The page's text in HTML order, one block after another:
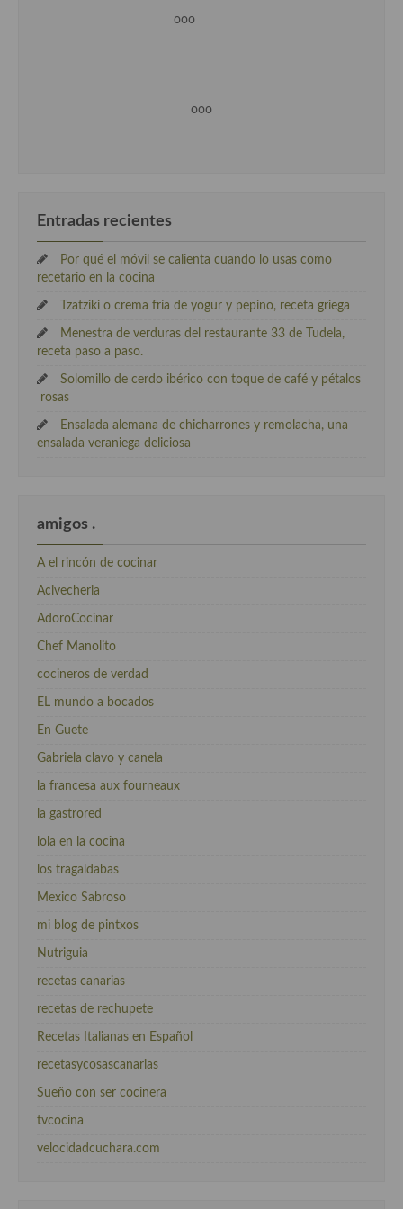
ooo
ooo
Entradas recientes
Por qué el móvil se calienta cuando lo usas como
recetario en la cocina
Tzatziki o crema fría de yogur y pepino, receta griega
Menestra de verduras del restaurante 33 de Tudela,
receta paso a paso.
Solomillo de cerdo ibérico con toque de café y pétalos
rosas
Ensalada alemana de chicharrones y remolacha, una
ensalada veraniega deliciosa
amigos .
A el rincón de cocinar
Acivecheria
AdoroCocinar
Chef Manolito
cocineros de verdad
EL mundo a bocados
En Guete
Gabriela clavo y canela
la francesa aux fourneaux
la gastrored
lola en la cocina
los tragaldabas
Mexico Sabroso
mi blog de pintxos
Nutriguia
recetas canarias
recetas de rechupete
Recetas Italianas en Español
recetasycosascanarias
Sueño con ser cocinera
tvcocina
velocidadcuchara.com